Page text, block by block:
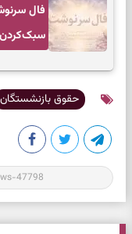
سبک‌کردن
حقوق بازنشستگان